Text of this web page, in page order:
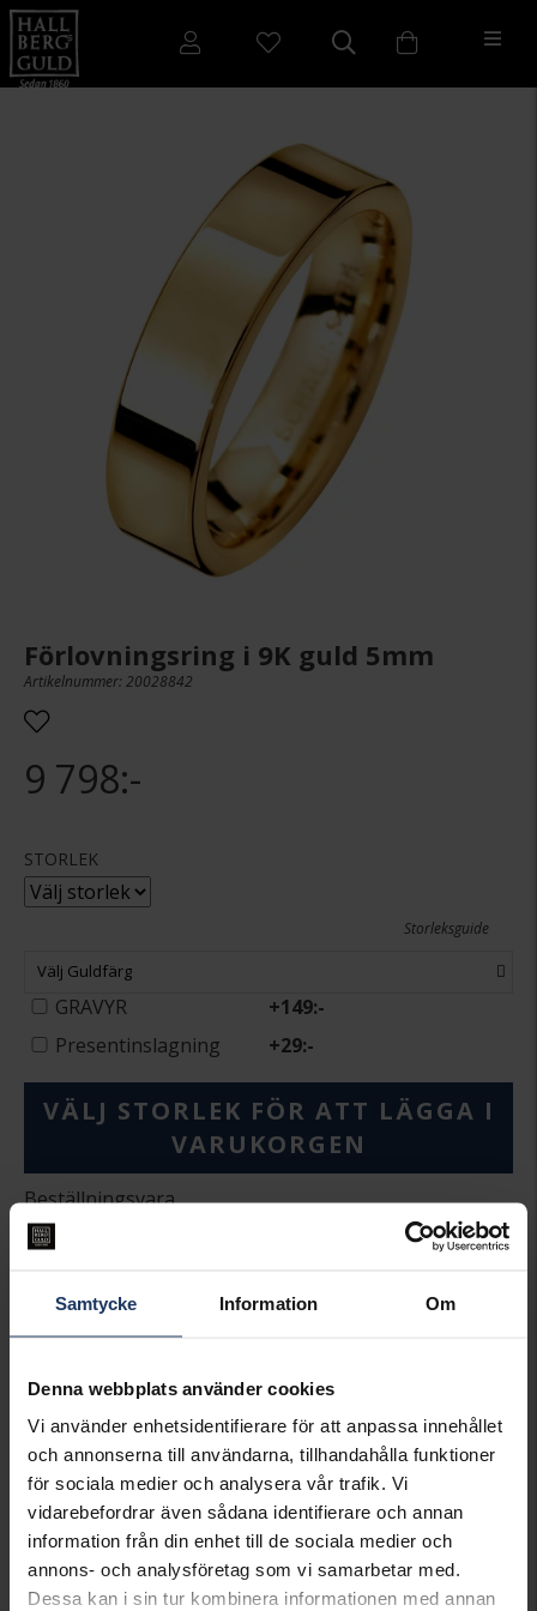
Samtycke Information Om
Denna webbplats använder cookies
Vi använder enhetsidentifierare för att anpassa innehållet
och annonserna till användarna, tillhandahålla funktioner
för sociala medier och analysera vår trafik. Vi
vidarebefordrar även sådana identifierare och annan
information från din enhet till de sociala medier och
annons- och analysföretag som vi samarbetar med.
Dessa kan i sin tur kombinera informationen med annan
Förlovningsring i 9K guld 5mm
Artikelnummer: 20028842
9 798:-
STORLEK
Storleksguide
Välj Guldfärg
GRAVYR +149:-
Presentinslagning
+29:-
VÄLJ STORLEK FÖR ATT LÄGGA I
VARUKORGEN
Beställningsvara.
Leveranstid max 5-15 arbetsdagar.
Köpvillkor för beställnings- och graverade varor
beställningsvaror, ringar från Schalins, Flemming
Uziel och Sarek samt graverade varor. Läs mer om
INFO
BREDD CA (MM)
5
HÖJD CA (MM)
MATERIAL
Guld
ÄDELMETALL
9K Gold
VIKT CA (GRAM)
6.90